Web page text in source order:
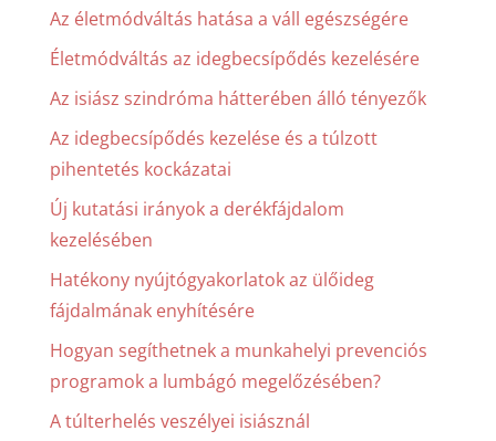
Az életmódváltás hatása a váll egészségére
Életmódváltás az idegbecsípődés kezelésére
Az isiász szindróma hátterében álló tényezők
Az idegbecsípődés kezelése és a túlzott
pihentetés kockázatai
Új kutatási irányok a derékfájdalom
kezelésében
Hatékony nyújtógyakorlatok az ülőideg
fájdalmának enyhítésére
Hogyan segíthetnek a munkahelyi prevenciós
programok a lumbágó megelőzésében?
A túlterhelés veszélyei isiásznál